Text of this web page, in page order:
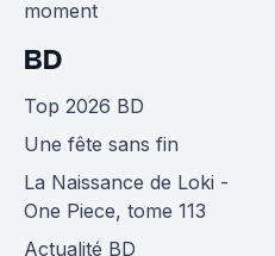
moment
BD
Top 2026 BD
Une fête sans fin
La Naissance de Loki -
One Piece, tome 113
Actualité BD